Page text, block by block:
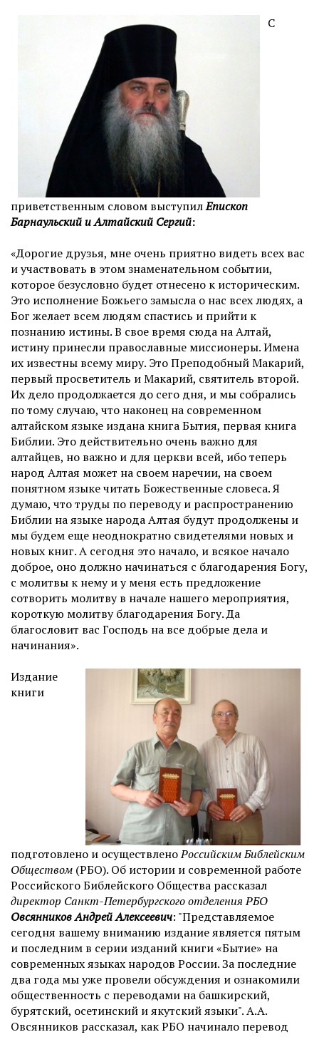
С
приветственным словом выступилЕпископ
Барнаульский и Алтайский Сергий:
«Дорогие друзья, мне очень приятно видеть всех вас
и участвовать в этом знаменательном событии,
которое безусловно будет отнесено к историческим.
Это исполнение Божьего замысла о нас всех людях, а
Бог желает всем людям спастись и прийти к
познанию истины. В свое время сюда на Алтай,
истину принесли православные миссионеры. Имена
их известны всему миру. Это Преподобный Макарий,
первый просветитель и Макарий, святитель второй.
Их дело продолжается до сего дня, и мы собрались
по тому случаю, что наконец на современном
алтайском языке издана книга Бытия, первая книга
Библии. Это действительно очень важно для
алтайцев, но важно и для церкви всей, ибо теперь
народ Алтая может на своем наречии, на своем
понятном языке читать Божественные словеса. Я
думаю, что труды по переводу и распространению
Библии на языке народа Алтая будут продолжены и
мы будем еще неоднократно свидетелями новых и
новых книг. А сегодня это начало, и всякое начало
доброе, оно должно начинаться с благодарения Богу,
с молитвы к нему и у меня есть предложение
сотворить молитву в начале нашего мероприятия,
короткую молитву благодарения Богу. Да
благословит вас Господь на все добрые дела и
начинания».
Издание
книги
подготовлено и осуществленоРоссийским Библейским
Обществом (РБО). Об истории и современной работе
Российского Библейского Общества рассказал
директор Санкт-Петербургского отделения РБО
Овсянников Андрей Алексеевич: "Представляемое
сегодня вашему вниманию издание является пятым
и последним в серии изданий книги «Бытие» на
современных языках народов России. За последние
два года мы уже провели обсуждения и ознакомили
общественность с переводами на башкирский,
бурятский, осетинский и якутский языки". А.А.
Овсянников рассказал, как РБО начинало перевод